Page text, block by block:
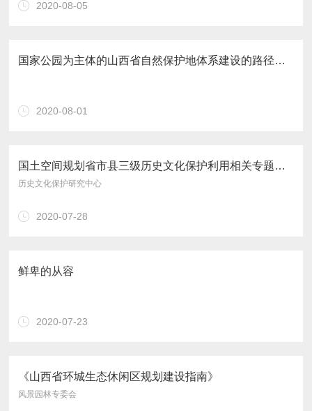
2020-08-05
国家公园为主体的山西省自然保护地体系建设的路径与策略
2020-08-01
国土空间规划省市县三级历史文化保护利用相关专题要点探讨总结
历史文化保护研究中心
2020-07-28
鲜卑的从容
2020-07-23
《山西省环城生态休闲区规划建设指南》
风景园林专委会